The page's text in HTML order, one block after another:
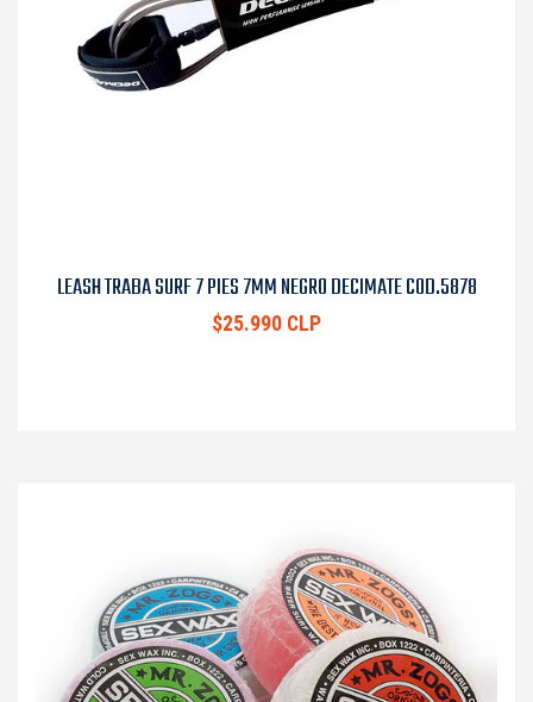
LEASH TRABA SURF 7 PIES 7MM NEGRO DECIMATE COD.5878
$25.990 CLP